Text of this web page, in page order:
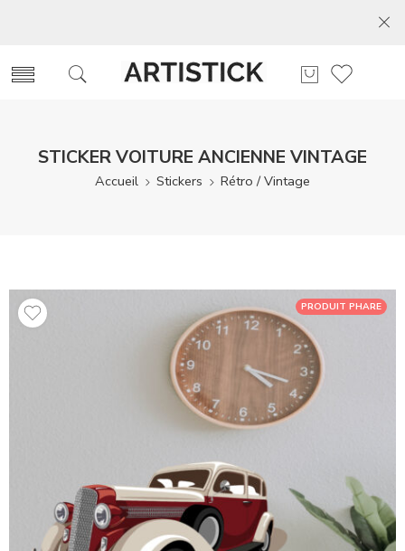
STICKER VOITURE ANCIENNE VINTAGE
Accueil Stickers Rétro / Vintage
PRODUIT PHARE